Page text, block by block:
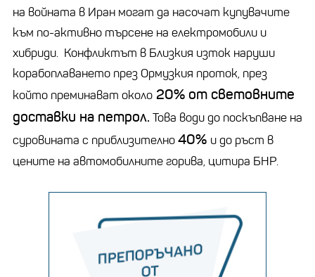
на войната в Иран могат да насочат купувачите
към по-активно търсене на електромобили и
хибриди. Конфликтът в Близкия изток наруши
корабоплаването през Ормузкия проток, през
който преминават около 20% от световните
доставки на петрол. Това води до поскъпване на
суровината с приблизително40% и до ръст в
цените на автомобилните горива, цитира БНР.